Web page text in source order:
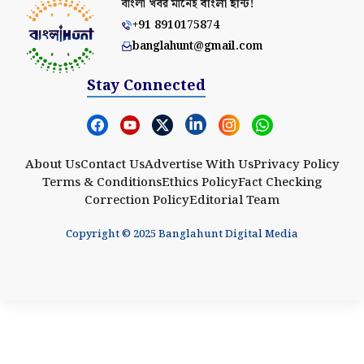
বাংলা খবর মানেইবাংলা হান্ট!
+91 8910175874
banglahunt@gmail.com
Stay Connected
About UsContact UsAdvertise With UsPrivacy Policy
Terms & ConditionsEthics PolicyFact Checking
Correction PolicyEditorial Team
Copyright © 2025 Banglahunt Digital Media